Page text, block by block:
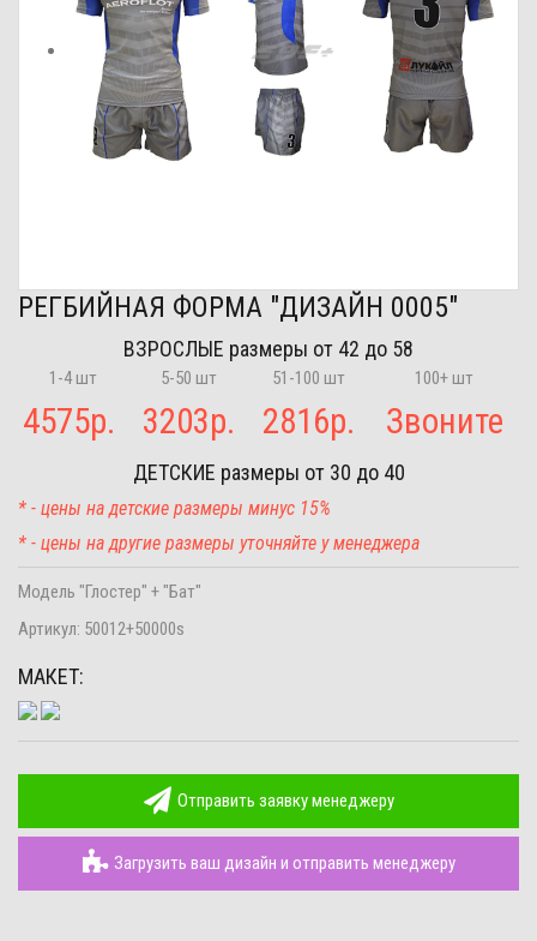
РЕГБИЙНАЯ ФОРМА "ДИЗАЙН 0005"
ВЗРОСЛЫЕ размеры от 42 до 58
1-4 шт 5-50 шт 51-100 шт 100+ шт
4575р. 3203р. 2816р. Звоните
ДЕТСКИЕ размеры от 30 до 40
* - цены на детские размеры минус 15%
* - цены на другие размеры уточняйте у менеджера
Модель "Глостер" + "Бат"
Артикул: 50012+50000s
МАКЕТ:
Отправить заявку менеджеру
Загрузить ваш дизайн и отправить менеджеру